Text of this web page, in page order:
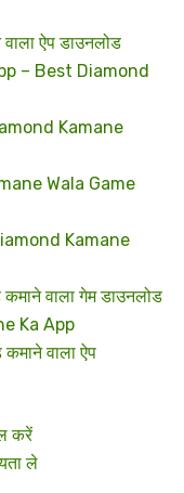
ऐप डाउनलोड
– Best Diamond
Kamane
Wala Game
Kamane
वाला गेम डाउनलोड
Ka App
वाला ऐप
करें
ले